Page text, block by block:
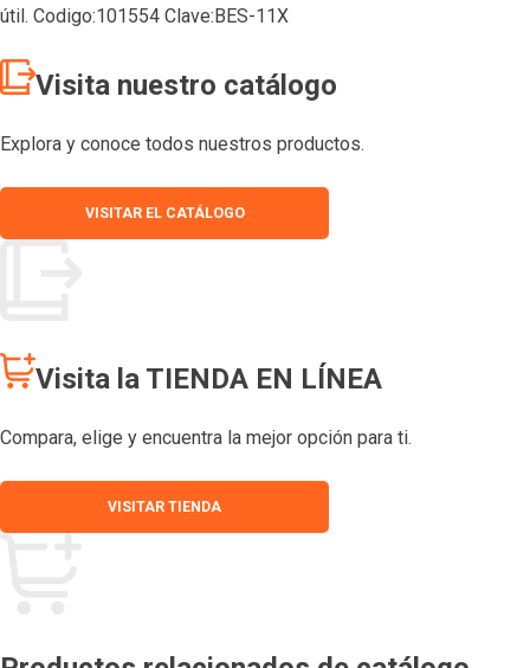
útil. Codigo:101554 Clave:BES-11X
Visita nuestro catálogo
Explora y conoce todos nuestros productos.
VISITAR EL CATÁLOGO
Visita la TIENDA EN LÍNEA
Compara, elige y encuentra la mejor opción para ti.
VISITAR TIENDA